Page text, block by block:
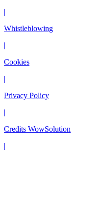
|
Whistleblowing
|
Cookies
|
Privacy Policy
|
Credits WowSolution
|